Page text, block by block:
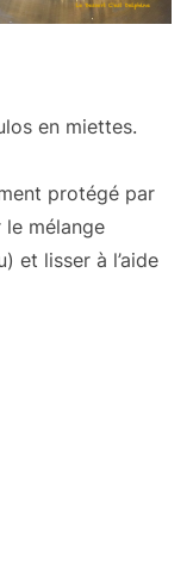
en miettes.
protégé par
mélange
et lisser à l’aide